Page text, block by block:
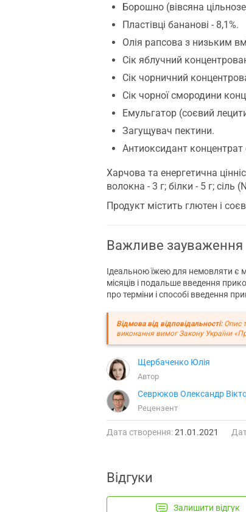
Борошно (вівсяна
Пластівці бананові - 8,1%.
Олія рапсова з низьким
Сік яблучний
Сік чорничний
Сік чорної смородини
Емульгатор (соєвий
Загущувач пектини.
Антиоксидант концентрат
Харчова та енергетична
волокна - 3 г; білки - 5 г;
Продукт містить глютен і
Важливе зауваження
Ідеальною їжею для немовляти є
місяців і подальше введення
про терміни і способі введення
Відмова від відповідальності:Опис
виконання вимог Закону України
Щербаченко Юлія
Автор
Севрюков Олександр
Рецензент
Дата створення:21.01.2021
Відгуки
Залишити відгук